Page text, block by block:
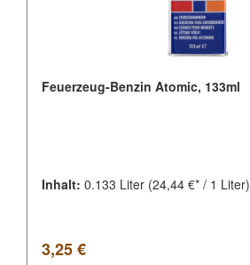
Feuerzeug-Benzin Atomic, 133ml
Inhalt: 0.133 Liter (24,44 €* / 1 Liter)
Regulärer Preis:
3,25 €